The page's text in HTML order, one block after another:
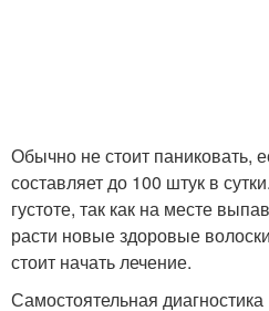
Обычно не стоит паниковать,
составляет до 100 штук в
густоте, так как на месте
расти новые здоровые
стоит начать лечение.
Самостоятельная диагностика